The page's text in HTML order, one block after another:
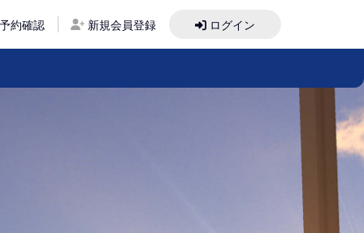
約確認 新規会員登録 ログイン